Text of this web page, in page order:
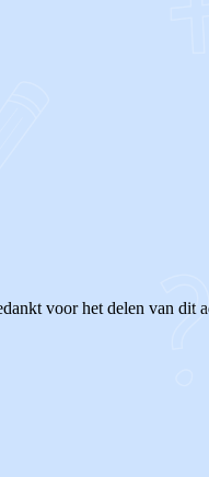
voor het delen van